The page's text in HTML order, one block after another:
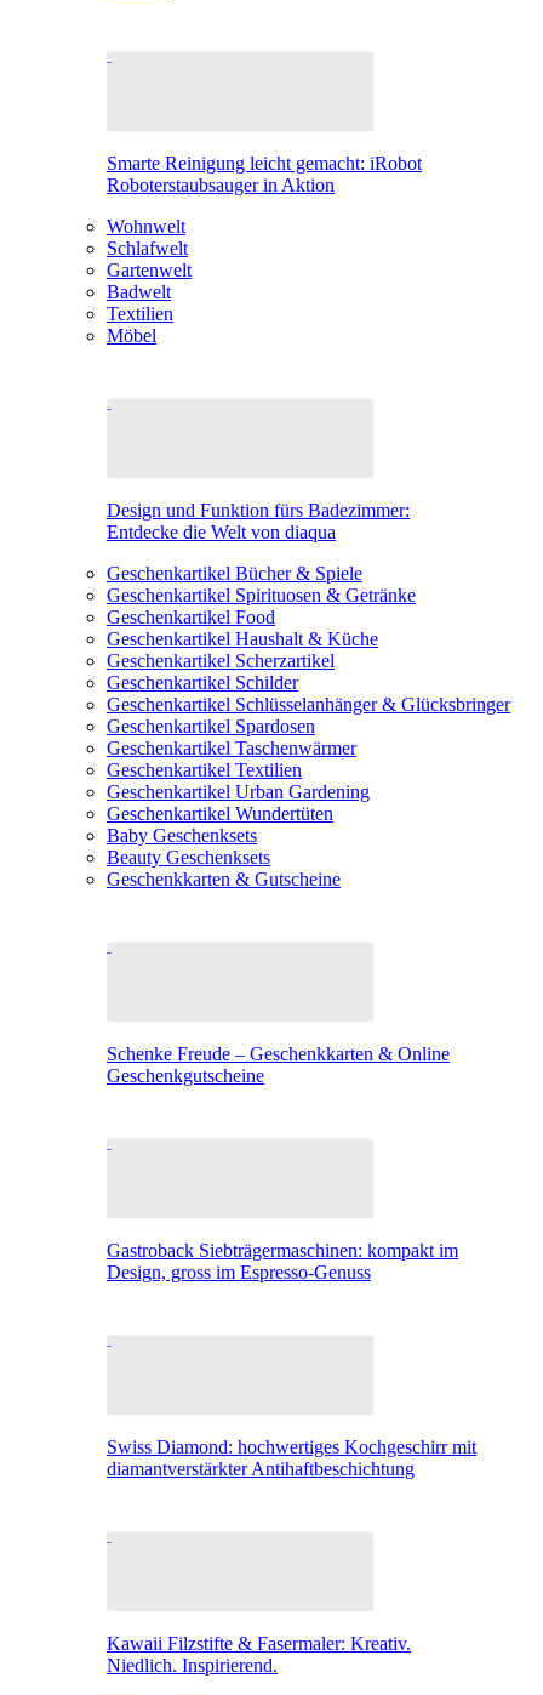
Smarte Reinigung leicht gemacht: iRobot
Roboterstaubsauger in Aktion
Wohnwelt
Schlafwelt
Gartenwelt
Badwelt
Textilien
Möbel
Design und Funktion fürs Badezimmer:
Entdecke die Welt von diaqua
Geschenkartikel Bücher & Spiele
Geschenkartikel Spirituosen & Getränke
Geschenkartikel Food
Geschenkartikel Haushalt & Küche
Geschenkartikel Scherzartikel
Geschenkartikel Schilder
Geschenkartikel Schlüsselanhänger & Glücksbringer
Geschenkartikel Spardosen
Geschenkartikel Taschenwärmer
Geschenkartikel Textilien
Geschenkartikel Urban Gardening
Geschenkartikel Wundertüten
Baby Geschenksets
Beauty Geschenksets
Geschenkkarten & Gutscheine
Schenke Freude – Geschenkkarten & Online
Geschenkgutscheine
Gastroback Siebträgermaschinen: kompakt im
Design, gross im Espresso-Genuss
Swiss Diamond: hochwertiges Kochgeschirr mit
diamantverstärkter Antihaftbeschichtung
Kawaii Filzstifte & Fasermaler: Kreativ.
Niedlich. Inspirierend.